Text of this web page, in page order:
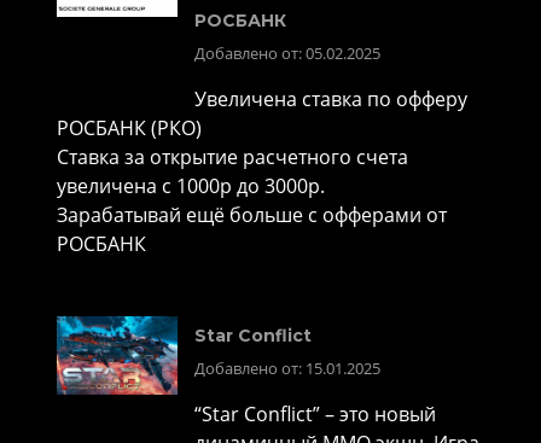
РОСБАНК
Добавлено от: 05.02.2025
Увеличена ставка по офферу
РОСБАНК (РКО)
Ставка за открытие расчетного счета
увеличена с 1000р до 3000р.
Зарабатывай ещё больше с офферами от
РОСБАНК
Star Conflict
Добавлено от: 15.01.2025
“Star Conflict” – это новый